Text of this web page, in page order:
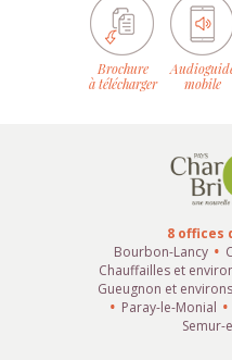
Brochure
à télécharger
mobile
8 offices
Bourbon-Lancy
Chauffailles et
Gueugnon et environs
Paray-le-Monial
Semur-